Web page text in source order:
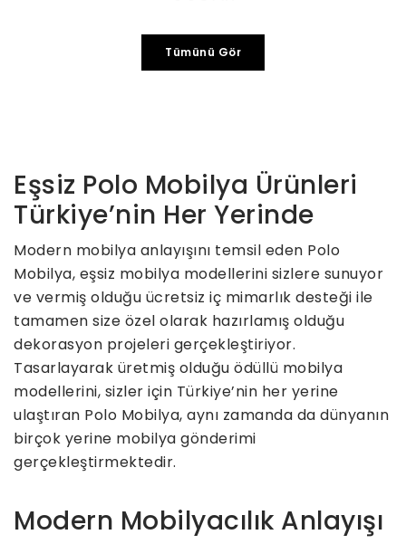
Tümünü Gör
Eşsiz Polo Mobilya Ürünleri
Türkiye’nin Her Yerinde
Modern mobilya anlayışını temsil eden Polo
Mobilya, eşsiz mobilya modellerini sizlere sunuyor
ve vermiş olduğu ücretsiz iç mimarlık desteği ile
tamamen size özel olarak hazırlamış olduğu
dekorasyon projeleri gerçekleştiriyor.
Tasarlayarak üretmiş olduğu ödüllü mobilya
modellerini, sizler için Türkiye’nin her yerine
ulaştıran Polo Mobilya, aynı zamanda da dünyanın
birçok yerine mobilya gönderimi
gerçekleştirmektedir.
Modern Mobilyacılık Anlayışı